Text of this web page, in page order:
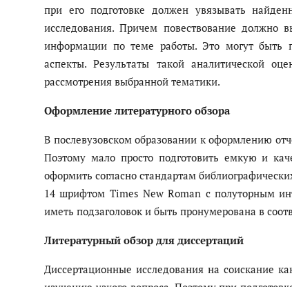
при его подготовке должен увязывать
исследования. Причем повествование
информации по теме работы. Это могут быть
аспекты. Результаты такой аналитической
рассмотрения выбранной тематики.
Оформление литературного обзора
В послевузовском образовании к оформлению
Поэтому мало просто подготовить емкую и
оформить согласно стандартам
14 шрифтом Times New Roman с полуторным
иметь подзаголовок и быть пронумерована в
Литературный обзор для диссертаций
Диссертационные исследования на соискание